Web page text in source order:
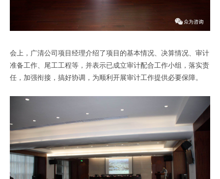
会上，广清公司项目经理介绍了项目的基本情况、决算情况、审计
准备工作、尾工工程等，并表示已成立审计配合工作小组，落实责
任，加强衔接，搞好协调，为顺利开展审计工作提供必要保障。